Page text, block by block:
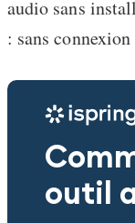
audio sans
: sans
outil